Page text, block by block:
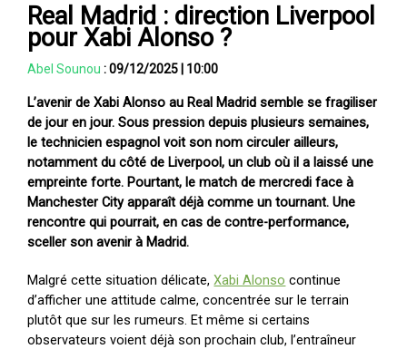
Real Madrid : direction Liverpool
pour Xabi Alonso ?
Abel Sounou :09/12/2025| 10:00
L’avenir de Xabi Alonso au Real Madrid semble se fragiliser
de jour en jour. Sous pression depuis plusieurs semaines,
le technicien espagnol voit son nom circuler ailleurs,
notamment du côté de Liverpool, un club où il a laissé une
empreinte forte. Pourtant, le match de mercredi face à
Manchester City apparaît déjà comme un tournant. Une
rencontre qui pourrait, en cas de contre-performance,
sceller son avenir à Madrid.
Malgré cette situation délicate,Xabi Alonso continue
d’afficher une attitude calme, concentrée sur le terrain
plutôt que sur les rumeurs. Et même si certains
observateurs voient déjà son prochain club, l’entraîneur